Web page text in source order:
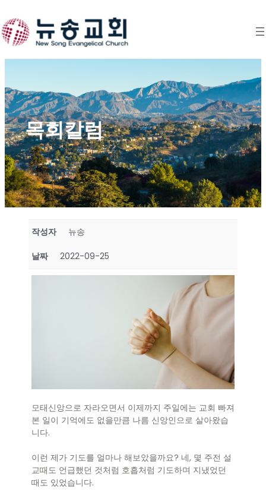
to
content
목회칼럼
작성자 뉴송
날짜 2022-09-25
모태신앙으로 자라오면서 이제까지 주일에는 교회 빠져
본 일이 기억에도 없을만큼 나름 신앙인으로 살아왔습
니다.
이런 제가 기도를 얼마나 해보았을까요? 네, 몇 주전 설
교때도 언급했던 것처럼 호흡처럼 기도하며 지냈었던
때도 있었습니다.